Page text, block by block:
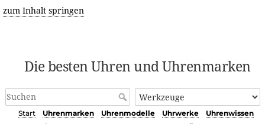
zum Inhalt springen
Die besten Uhren und Uhrenmarken
Start Uhrenmarken Uhrenmodelle Uhrwerke
Uhrenwissen